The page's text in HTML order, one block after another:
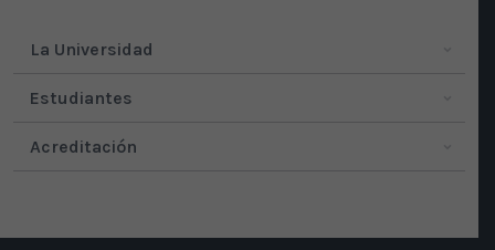
La Universidad
Estudiantes
Acreditación